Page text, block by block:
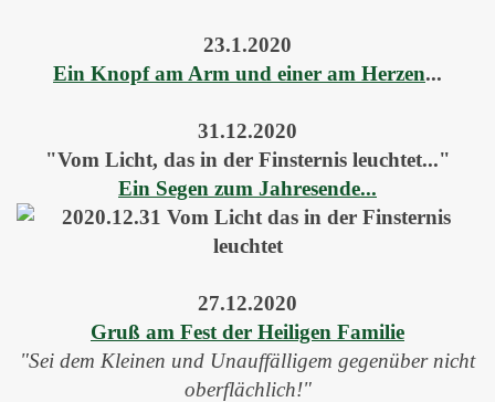
23.1.2020
Ein Knopf am Arm und einer am Herzen...
31.12.2020
"Vom Licht, das in der Finsternis leuchtet..."
Ein Segen zum Jahresende...
27.12.2020
Gruß am Fest der Heiligen Familie
"Sei dem Kleinen und Unauffälligem gegenüber nicht
oberflächlich!"